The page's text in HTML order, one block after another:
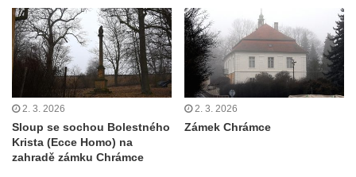
2. 3. 2026
Sloup se sochou Bolestného
Krista (Ecce Homo) na
zahradě zámku Chrámce
2. 3. 2026
Zámek Chrámce